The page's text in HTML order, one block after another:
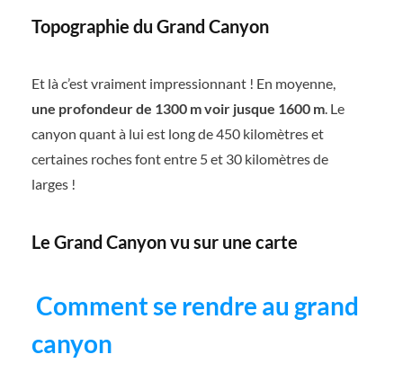
Topographie du Grand Canyon
Et là c’est vraiment impressionnant ! En moyenne,
une profondeur de 1300 m voir jusque 1600 m. Le
canyon quant à lui est long de 450 kilomètres et
certaines roches font entre 5 et 30 kilomètres de
larges !
Le Grand Canyon vu sur une carte
Comment se rendre au grand
canyon